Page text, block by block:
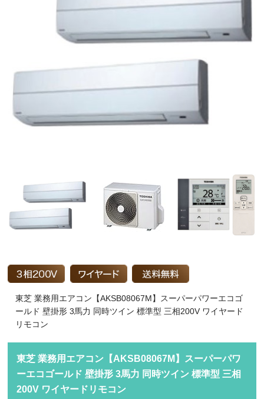
東芝 業務用エアコン【AKSB08067M】スーパーパワーエコゴ
ールド 壁掛形 3馬力 同時ツイン 標準型 三相200V ワイヤード
リモコン
東芝 業務用エアコン【AKSB08067M】スーパーパワ
ーエコゴールド 壁掛形 3馬力 同時ツイン 標準型 三相
200V ワイヤードリモコン